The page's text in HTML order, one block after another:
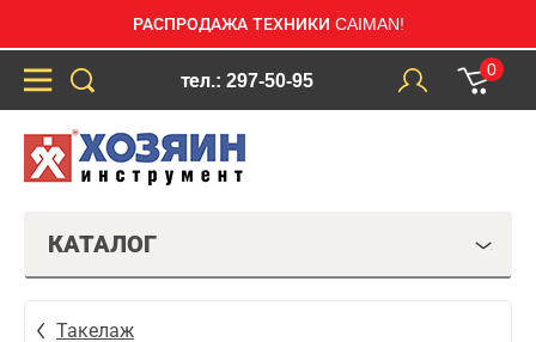
РАСПРОДАЖА ТЕХНИКИ CAIMAN!
тел.: 297-50-95
0
КАТАЛОГ
Такелаж